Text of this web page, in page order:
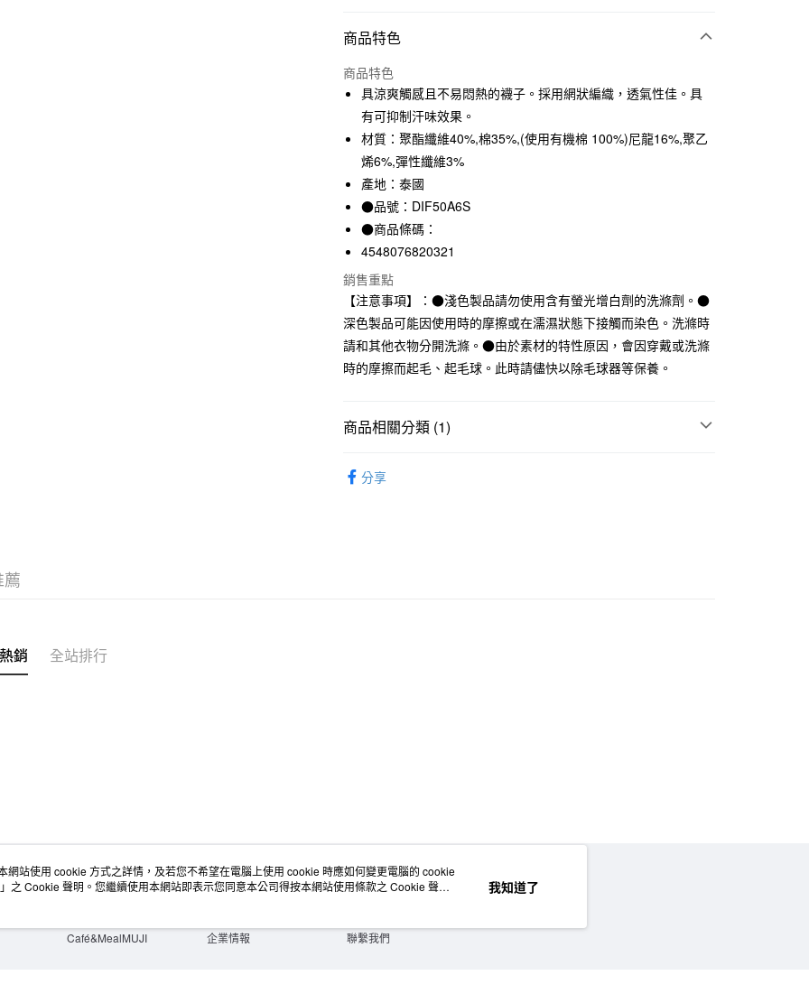
付款方式
信用卡一次付款
信用卡分期付款
3 期 0 利率 每期NT$26 21家銀行
合作金庫商業銀行
華南商業銀行
上海商業儲蓄銀行
國泰世華商業銀行
臺灣中小企業銀行
匯豐（台灣）商業銀行
聯邦商業銀行
元大商業銀行
永豐商業銀行
台新國際商業銀行
中國信託商業銀行
台灣樂天信用卡公司
超商取貨付款
LINE Pay
Apple Pay
悠遊付
運送方式
每筆NT$65，滿NT$1,000(含以上)免運費
每筆NT$65，滿NT$1,000(含以上)免運費
商品特色
商品特色
具涼爽觸感且不易悶熱的襪子。採用網狀編織，透氣性佳。具
有可抑制汗味效果。
材質：聚酯纖維40%,棉35%,(使用有機棉 100%)尼龍16%,聚乙
烯6%,彈性纖維3%
產地：泰國
●品號：DIF50A6S
●商品條碼：
4548076820321
銷售重點
【注意事項】：●淺色製品請勿使用含有螢光增白劑的洗滌劑。●
深色製品可能因使用時的摩擦或在濡濕狀態下接觸而染色。洗滌時
請和其他衣物分開洗滌。●由於素材的特性原因，會因穿戴或洗滌
時的摩擦而起毛、起毛球。此時請儘快以除毛球器等保養。
商品相關分類 (1)
分享
銷 全站排行
店舖情報
門市服務
Café&MealMUJI
空間改造企劃服務
大宗採購
企業情報
會員服務
人才招募
聯繫我們
網站使用 cookie 方式之詳情，及若您不希望在電腦上使用 cookie 時應如何變更電腦的 cookie
」之 Cookie 聲明。您繼續使用本網站即表示您同意本公司得按本網站使用條款之 Cookie 聲明
我知道了